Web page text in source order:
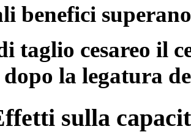
benefici
taglio cesareo il
la legatura
sulla